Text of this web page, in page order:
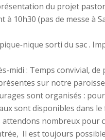
du projet
à 10h30 (pas de messe à
nique sorti du sac .
midi : Temps convivial,
sur notre
sont organisés :
sont disponibles dans le
attendons nombreux pour
Il est toujours